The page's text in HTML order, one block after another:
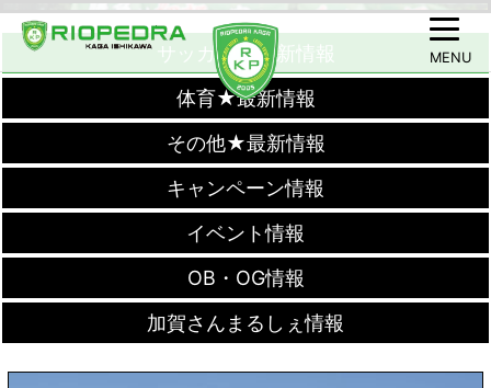
MENU
サッカー★最新情報
体育★最新情報
その他★最新情報
キャンペーン情報
イベント情報
OB・OG情報
加賀さんまるしぇ情報